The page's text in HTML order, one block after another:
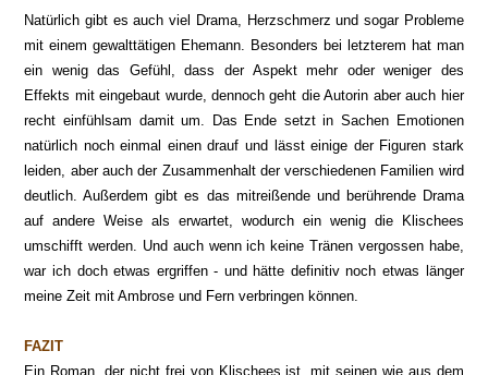
Natürlich gibt es auch viel Drama, Herzschmerz und sogar Probleme
mit einem gewalttätigen Ehemann. Besonders bei letzterem hat man
ein wenig das Gefühl, dass der Aspekt mehr oder weniger des
Effekts mit eingebaut wurde, dennoch geht die Autorin aber auch hier
recht einfühlsam damit um. Das Ende setzt in Sachen Emotionen
natürlich noch einmal einen drauf und lässt einige der Figuren stark
leiden, aber auch der Zusammenhalt der verschiedenen Familien wird
deutlich. Außerdem gibt es das mitreißende und berührende Drama
auf andere Weise als erwartet, wodurch ein wenig die Klischees
umschifft werden. Und auch wenn ich keine Tränen vergossen habe,
war ich doch etwas ergriffen - und hätte definitiv noch etwas länger
meine Zeit mit Ambrose und Fern verbringen können.
FAZIT
Ein Roman, der nicht frei von Klischees ist, mit seinen wie aus dem